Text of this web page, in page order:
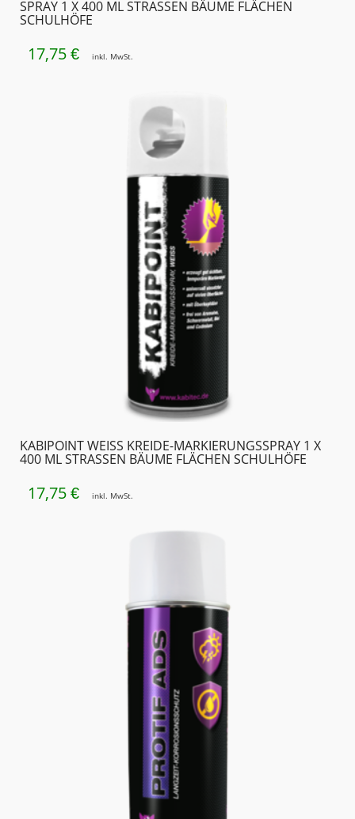
SPRAY 1 X 400 ML STRASSEN BÄUME FLÄCHEN S
CHULHÖFE
17,75 € inkl. MwSt.
KABIPOINT WEISS KREIDE-MARKIERUNGSSPRAY 1 X
400 ML STRASSEN BÄUME FLÄCHEN SCHULHÖFE
17,75 € inkl. MwSt.